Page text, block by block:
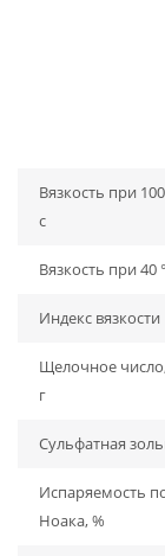
Вязкость при
с
Вязкость при 40
Индекс вязкости
Щелочное
г
Сульфатная
Испаряемость
Ноака, %